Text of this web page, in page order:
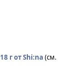
18 гот Shi:na (см.